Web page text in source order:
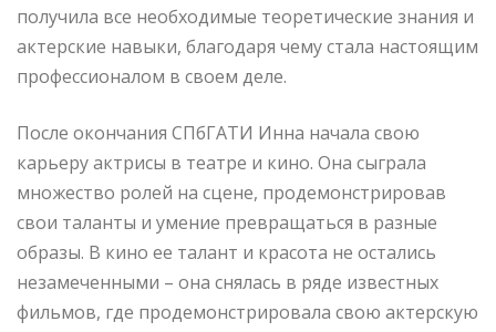
получила все необходимые теоретические знания и
актерские навыки, благодаря чему стала настоящим
профессионалом в своем деле.
После окончания СПбГАТИ Инна начала свою
карьеру актрисы в театре и кино. Она сыграла
множество ролей на сцене, продемонстрировав
свои таланты и умение превращаться в разные
образы. В кино ее талант и красота не остались
незамеченными – она снялась в ряде известных
фильмов, где продемонстрировала свою актерскую